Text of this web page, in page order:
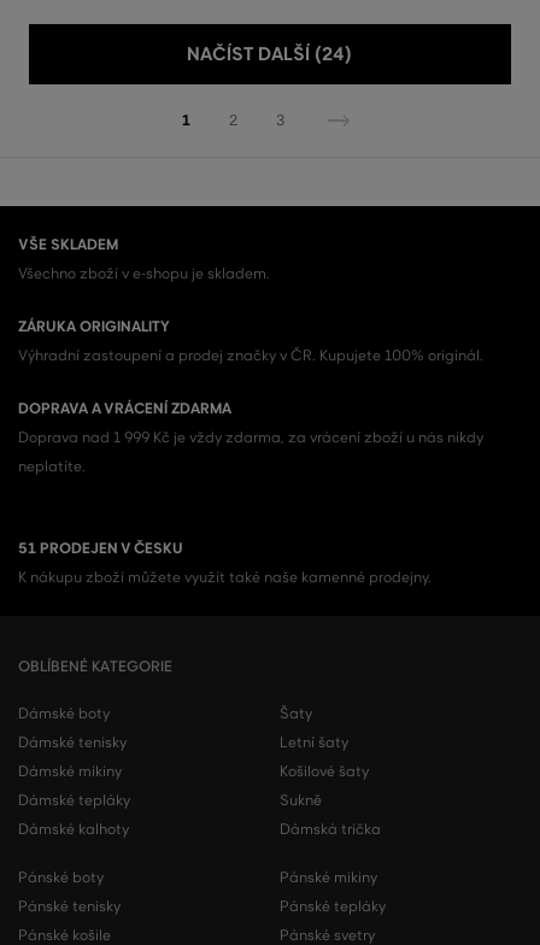
NAČÍST DALŠÍ (24)
1 2 3
VŠE SKLADEM
Všechno zboží v e-shopu je skladem.
ZÁRUKA ORIGINALITY
Výhradní zastoupení a prodej značky v ČR. Kupujete 100% originál.
DOPRAVA A VRÁCENÍ ZDARMA
Doprava nad 1 999 Kč je vždy zdarma, za vrácení zboží u nás nikdy
neplatíte.
51 PRODEJEN V ČESKU
K nákupu zboží můžete využít také naše kamenné prodejny.
OBLÍBENÉ KATEGORIE
Dámské boty
Dámské tenisky
Dámské mikiny
Dámské tepláky
Dámské kalhoty
Šaty
Letní šaty
Košilové šaty
Sukně
Dámská trička
Pánské boty
Pánské tenisky
Pánské košile
Pánské mikiny
Pánské tepláky
Pánské svetry